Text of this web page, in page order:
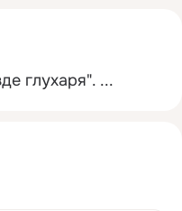
глухаря". ...